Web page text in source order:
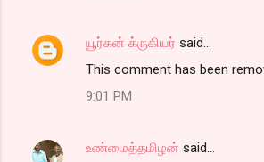
யூர்கன் க்ருகியர் said…
This comment has been
9:01 PM
உண்மைத்தமிழன் said…